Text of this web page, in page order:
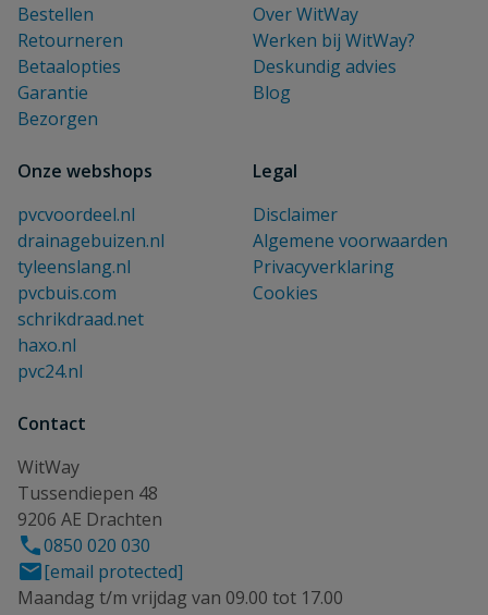
Bestellen
Retourneren
Betaalopties
Garantie
Bezorgen
Over WitWay
Werken bij WitWay?
Deskundig advies
Blog
Onze webshops
pvcvoordeel.nl
drainagebuizen.nl
tyleenslang.nl
pvcbuis.com
schrikdraad.net
haxo.nl
pvc24.nl
Legal
Disclaimer
Algemene voorwaarden
Privacyverklaring
Cookies
Contact
WitWay
Tussendiepen 48
9206 AE Drachten
0850 020 030
[email protected]
Maandag t/m vrijdag van 09.00 tot 17.00